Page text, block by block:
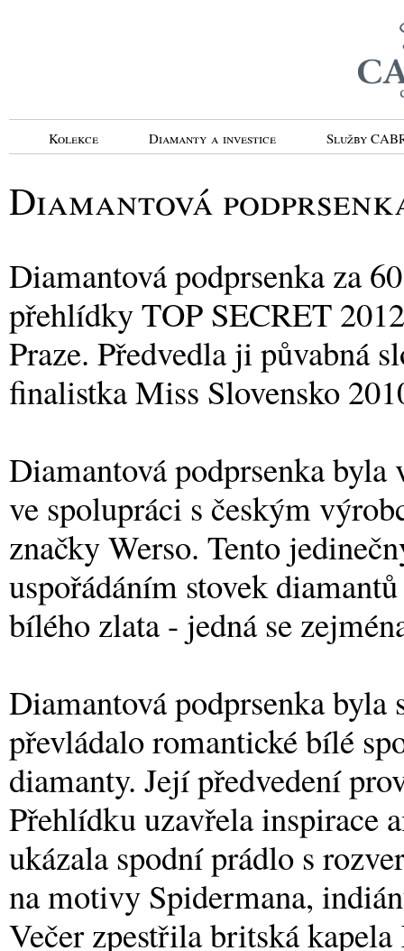
Kolekce Diamanty a investice Služby
Diamantová
Diamantová podprsenka za
přehlídky TOP SECRET
Praze. Předvedla ji půvabná
finalistka Miss Slovensko
Diamantová podprsenka
ve spolupráci s českým
značky Werso. Tento
uspořádáním stovek
bílého zlata - jedná se
Diamantová podprsenka
převládalo romantické bílé
diamanty. Její předvedení
Přehlídku uzavřela inspirace
ukázala spodní prádlo s
na motivy Spidermana,
Večer zpestřila britská kapela